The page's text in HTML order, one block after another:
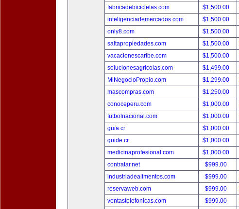
fabricadebicicletas.com
$1,500.00
inteligenciademercados.com
$1,500.00
only8.com
$1,500.00
saltapropiedades.com
$1,500.00
vacacionescaribe.com
$1,500.00
solucionesagricolas.com
$1,499.00
MiNegocioPropio.com
$1,299.00
mascompras.com
$1,250.00
conoceperu.com
$1,000.00
futbolnacional.com
$1,000.00
guia.cr
$1,000.00
guide.cr
$1,000.00
medicinaprofesional.com
$1,000.00
contratar.net
$999.00
industriadealimentos.com
$999.00
reservaweb.com
$999.00
ventastelefonicas.com
$999.00